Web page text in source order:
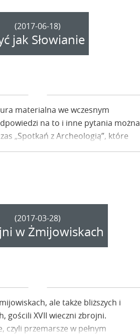
(2017-06-18)
jak Słowianie
materialna we wczesnym
na to i inne pytania można
„Spotkań z Archeologią”, które
Grodziska Żmijowiska.
(2017-03-28)
w Żmijowiskach
ale także bliższych i
gościli XVII wieczni zbrojni.
czyli przemarsze w pełnym